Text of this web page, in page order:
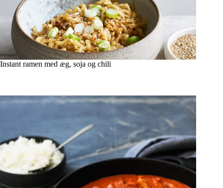
Instant ramen med æg, soja og chili